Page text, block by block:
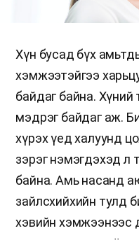
Хүн бусад бүх
хэмжээтэйгээ
байдаг байна.
мэдрэг байдаг аж.
хүрэх үед халуунд
зэрэг нэмэгдэхэд л
байна. Амь насанд
зайлсхийхийн тулд
хэвийн хэмжээнээс